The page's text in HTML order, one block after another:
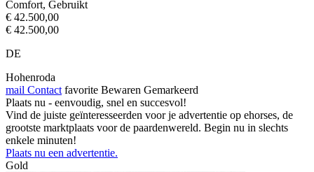
Comfort, Gebruikt
€ 42.500,00
€ 42.500,00
DE
Hohenroda
mail Contact favorite Bewaren Gemarkeerd
Plaats nu - eenvoudig, snel en succesvol!
Vind de juiste geïnteresseerden voor je advertentie op ehorses, de
grootste marktplaats voor de paardenwereld. Begin nu in slechts
enkele minuten!
Plaats nu een advertentie.
Gold